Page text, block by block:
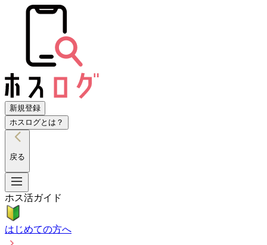
新規登録
ホスログとは？
戻る
ホス活ガイド
はじめての方へ